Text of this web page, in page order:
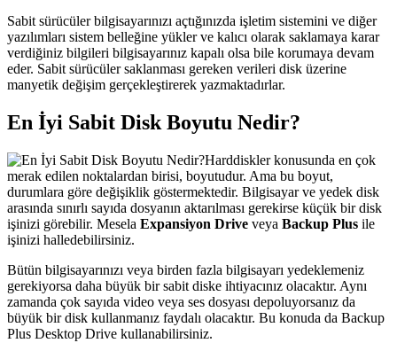
Sabit sürücüler bilgisayarınızı açtığınızda işletim sistemini ve diğer
yazılımları sistem belleğine yükler ve kalıcı olarak saklamaya karar
verdiğiniz bilgileri bilgisayarınız kapalı olsa bile korumaya devam
eder. Sabit sürücüler saklanması gereken verileri disk üzerine
manyetik değişim gerçekleştirerek yazmaktadırlar.
En İyi Sabit Disk Boyutu Nedir?
Harddiskler konusunda en çok
merak edilen noktalardan birisi, boyutudur. Ama bu boyut,
durumlara göre değişiklik göstermektedir. Bilgisayar ve yedek disk
arasında sınırlı sayıda dosyanın aktarılması gerekirse küçük bir disk
işinizi görebilir. Mesela Expansiyon Drive veya Backup Plus ile
işinizi halledebilirsiniz.
Bütün bilgisayarınızı veya birden fazla bilgisayarı yedeklemeniz
gerekiyorsa daha büyük bir sabit diske ihtiyacınız olacaktır. Aynı
zamanda çok sayıda video veya ses dosyası depoluyorsanız da
büyük bir disk kullanmanız faydalı olacaktır. Bu konuda da Backup
Plus Desktop Drive kullanabilirsiniz.